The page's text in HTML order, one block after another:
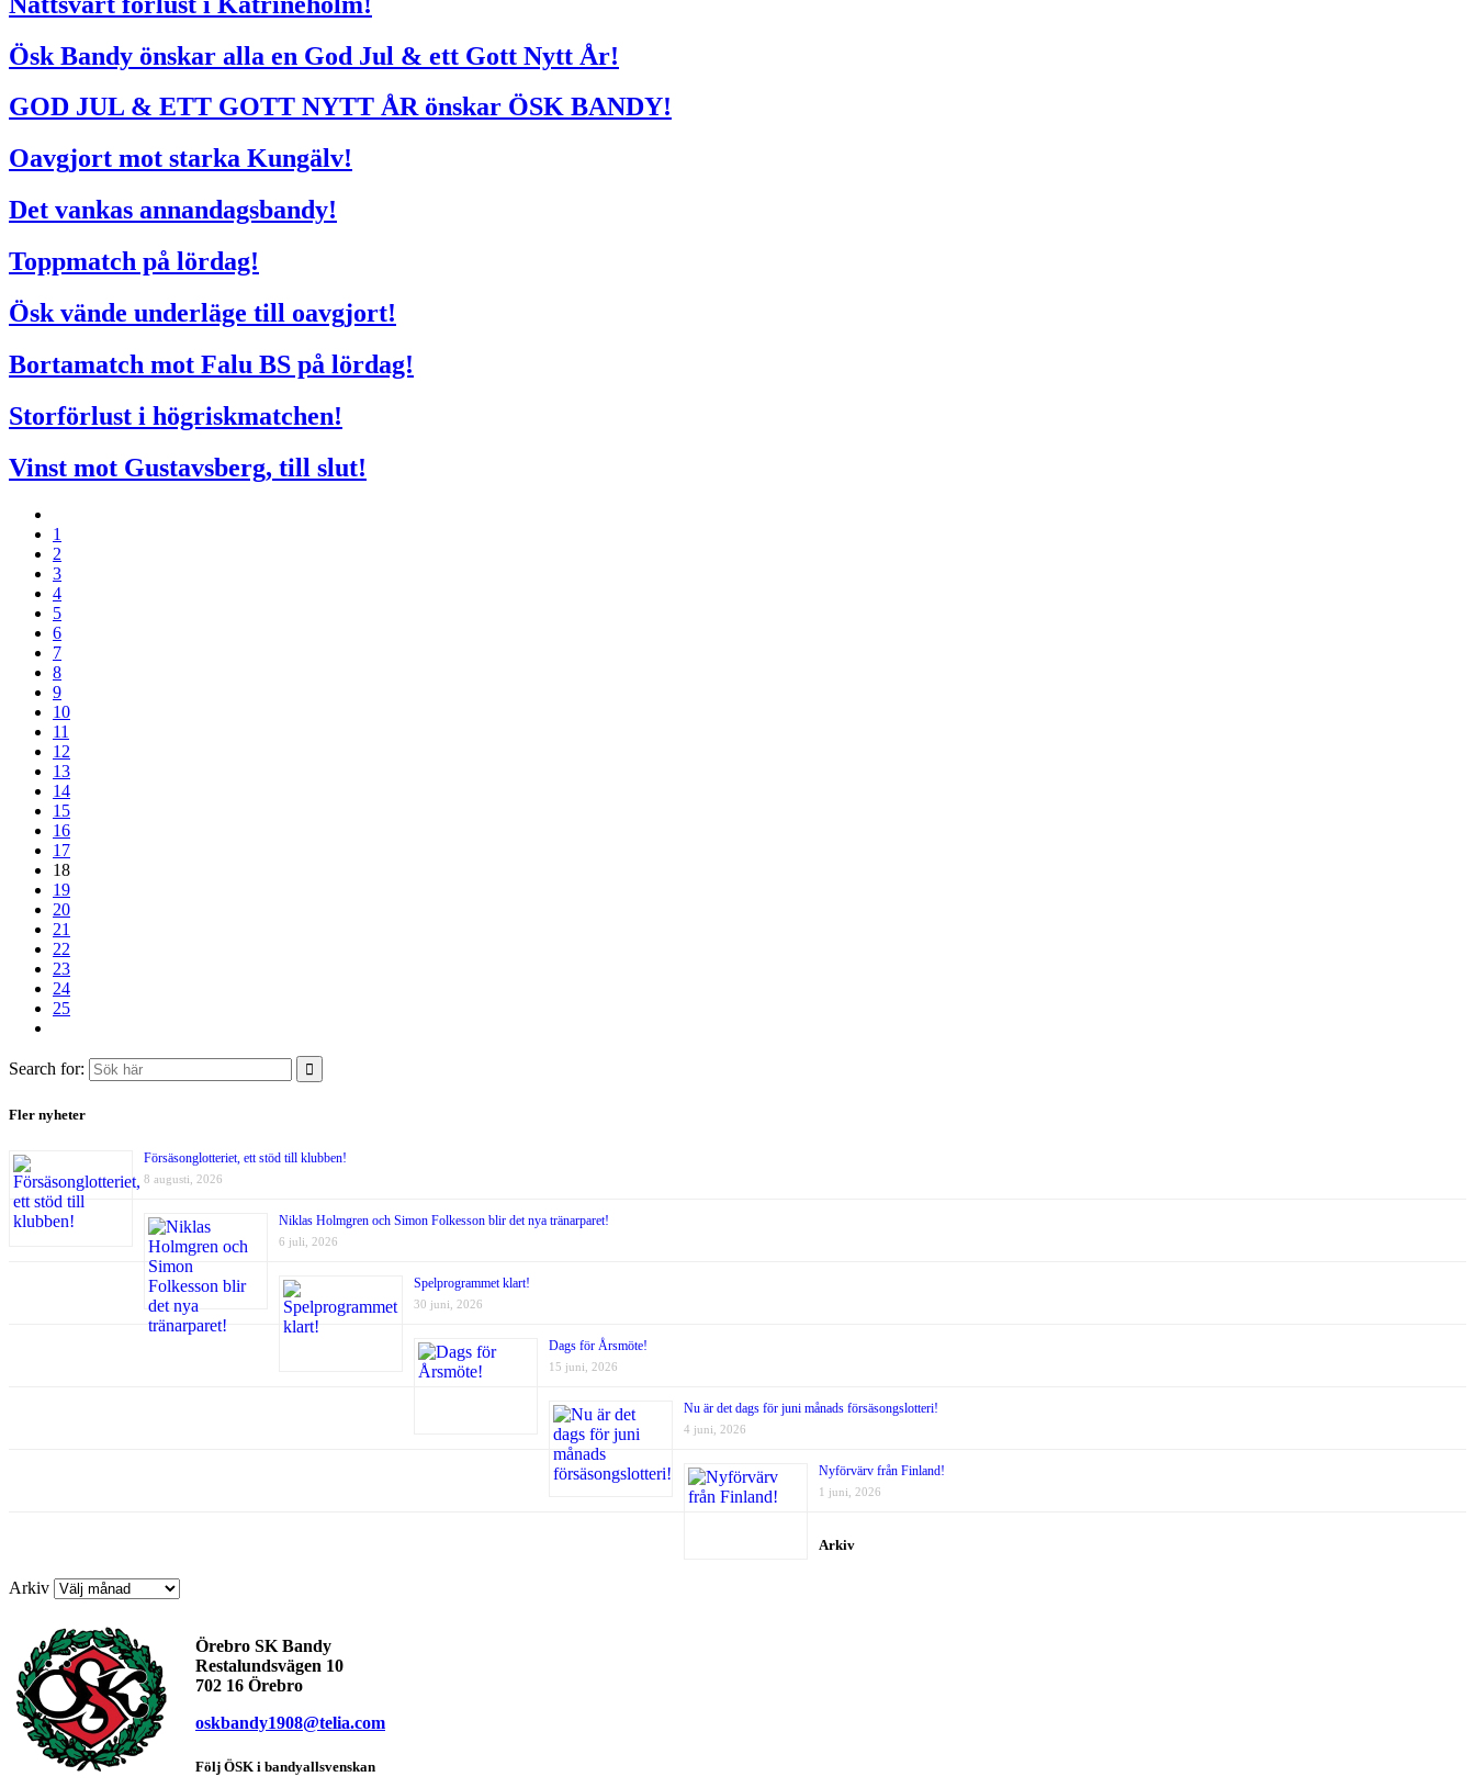
Ösk Bandy önskar alla en God Jul & ett Gott Nytt År!
GOD JUL & ETT GOTT NYTT ÅR önskar ÖSK BANDY!
Oavgjort mot starka Kungälv!
Det vankas annandagsbandy!
Toppmatch på lördag!
Ösk vände underläge till oavgjort!
Bortamatch mot Falu BS på lördag!
Storförlust i högriskmatchen!
Vinst mot Gustavsberg, till slut!
1
2
3
4
5
6
7
8
9
10
11
12
13
14
15
16
17
18
19
20
21
22
23
24
25
Search for:
Fler nyheter
Försäsonglotteriet, ett stöd till klubben!
8 augusti, 2026
Niklas Holmgren och Simon Folkesson blir det nya tränarparet!
6 juli, 2026
Spelprogrammet klart!
30 juni, 2026
Dags för Årsmöte!
15 juni, 2026
Nu är det dags för juni månads försäsongslotteri!
4 juni, 2026
Nyförvärv från Finland!
1 juni, 2026
Arkiv
Arkiv
Örebro SK Bandy
Restalundsvägen 10
702 16 Örebro
oskbandy1908@telia.com
Följ ÖSK i bandyallsvenskan